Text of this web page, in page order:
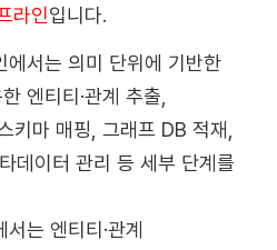
라인입니다.
에서는 의미 단위에 기반한
엔티티·관계 추출,
키마 매핑, 그래프 DB 적재,
데이터 관리 등 세부 단계를
는 엔티티·관계